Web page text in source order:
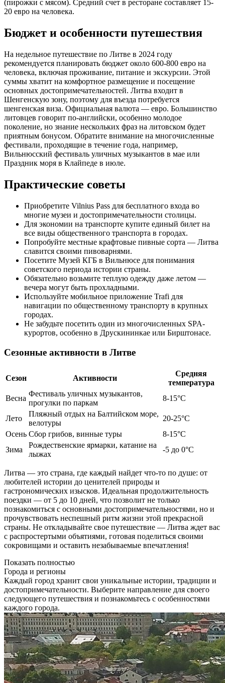
(пирожки с мясом). Средний счет в ресторане составляет 15-
20 евро на человека.
Бюджет и особенности путешествия
На недельное путешествие по Литве в 2024 году
рекомендуется планировать бюджет около 600-800 евро на
человека, включая проживание, питание и экскурсии. Этой
суммы хватит на комфортное размещение и посещение
основных достопримечательностей. Литва входит в
Шенгенскую зону, поэтому для въезда потребуется
шенгенская виза. Официальная валюта — евро. Большинство
литовцев говорит по-английски, особенно молодое
поколение, но знание нескольких фраз на литовском будет
приятным бонусом. Обратите внимание на многочисленные
фестивали, проходящие в течение года, например,
Вильнюсский фестиваль уличных музыкантов в мае или
Праздник моря в Клайпеде в июле.
Практические советы
Приобретите Vilnius Pass для бесплатного входа во
многие музеи и достопримечательности столицы.
Для экономии на транспорте купите единый билет на
все виды общественного транспорта в городах.
Попробуйте местные крафтовые пивные сорта — Литва
славится своими пивоварнями.
Посетите Музей КГБ в Вильнюсе для понимания
советского периода истории страны.
Обязательно возьмите теплую одежду даже летом —
вечера могут быть прохладными.
Используйте мобильное приложение Trafi для
навигации по общественному транспорту в крупных
городах.
Не забудьте посетить один из многочисленных SPA-
курортов, особенно в Друскининкае или Бирштонасе.
Сезонные активности в Литве
Сезон Активности
Средняя
температура
Весна
Фестиваль уличных музыкантов,
прогулки по паркам
8-15°C
Лето
Пляжный отдых на Балтийском море,
велотуры
20-25°C
Осень Сбор грибов, винные туры
8-15°C
Зима
Рождественские ярмарки, катание на
лыжах
-5 до 0°C
Литва — это страна, где каждый найдет что-то по душе: от
любителей истории до ценителей природы и
гастрономических изысков. Идеальная продолжительность
поездки — от 5 до 10 дней, что позволит не только
познакомиться с основными достопримечательностями, но и
прочувствовать неспешный ритм жизни этой прекрасной
страны. Не откладывайте свое путешествие — Литва ждет вас
с распростертыми объятиями, готовая поделиться своими
сокровищами и оставить незабываемые впечатления!
Показать полностью
Города и регионы
Каждый город хранит свои уникальные истории, традиции и
достопримечательности. Выберите направление для своего
следующего путешествия и познакомьтесь с особенностями
каждого города.